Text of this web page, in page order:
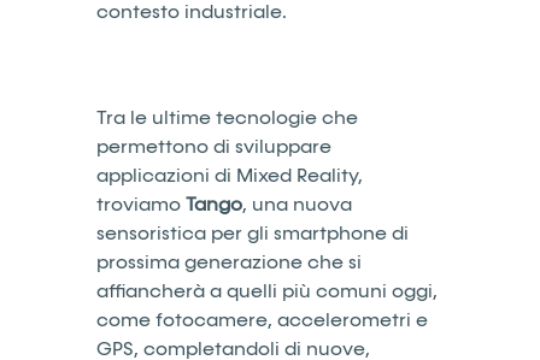
contesto industriale.
Tra le ultime tecnologie che
permettono di sviluppare
applicazioni di Mixed Reality,
troviamo Tango, una nuova
sensoristica per gli smartphone di
prossima generazione che si
affiancherà a quelli più comuni oggi,
come fotocamere, accelerometri e
GPS, completandoli di nuove,